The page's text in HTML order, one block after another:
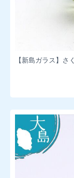
【新島ガラス】さ